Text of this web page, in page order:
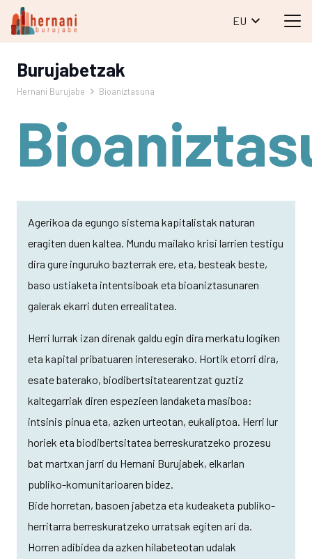
EU
Burujabetzak
Hernani Burujabe Bioaniztasuna
Agerikoa da egungo sistema kapitalistak naturan
eragiten duen kaltea. Mundu mailako krisi larrien testigu
dira gure inguruko bazterrak ere, eta, besteak beste,
baso ustiaketa intentsiboak eta bioaniztasunaren
galerak ekarri duten errealitatea.
Herri lurrak izan direnak galdu egin dira merkatu logiken
eta kapital pribatuaren intereserako. Hortik etorri dira,
esate baterako, biodibertsitatearentzat guztiz
kaltegarriak diren espezieen landaketa masiboa:
intsinis pinua eta, azken urteotan, eukaliptoa. Herri lur
horiek eta biodibertsitatea berreskuratzeko prozesu
bat martxan jarri du Hernani Burujabek, elkarlan
publiko-komunitarioaren bidez.
Bide horretan, basoen jabetza eta kudeaketa publiko-
herritarra berreskuratzeko urratsak egiten ari da.
Horren adibidea da azken hilabeteotan udalak